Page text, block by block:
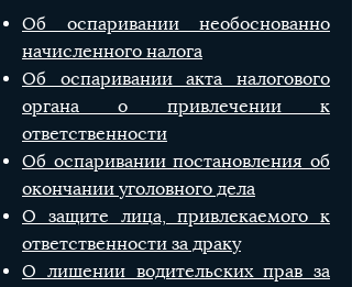
Об оспаривании необоснованно
начисленного налога
Об оспаривании акта налогового
органа о привлечении к
ответственности
Об оспаривании постановления об
окончании уголовного дела
О защите лица, привлекаемого к
ответственности за драку
О лишении водительских прав за